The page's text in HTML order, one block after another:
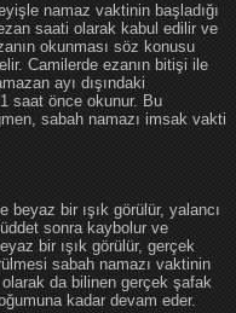
namaz vaktinin başladığı
saati olarak kabul edilir ve
okunması söz konusu
Camilerde ezanın bitişi ile
ayı dışındaki
saat önce okunur. Bu
sabah namazı imsak vakti
bir ışık görülür, yalancı
sonra kaybolur ve
bir ışık görülür, gerçek
sabah namazı vaktinin
olarak da bilinen gerçek şafak
kadar devam eder.